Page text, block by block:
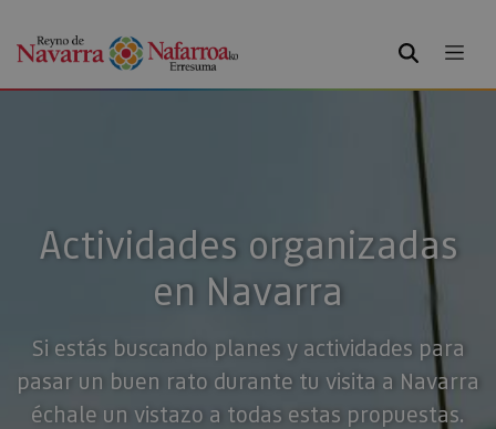
BUSCAR
Actividades organizadas
en Navarra
Si estás buscando planes y actividades para
pasar un buen rato durante tu visita a Navarra
échale un vistazo a todas estas propuestas.